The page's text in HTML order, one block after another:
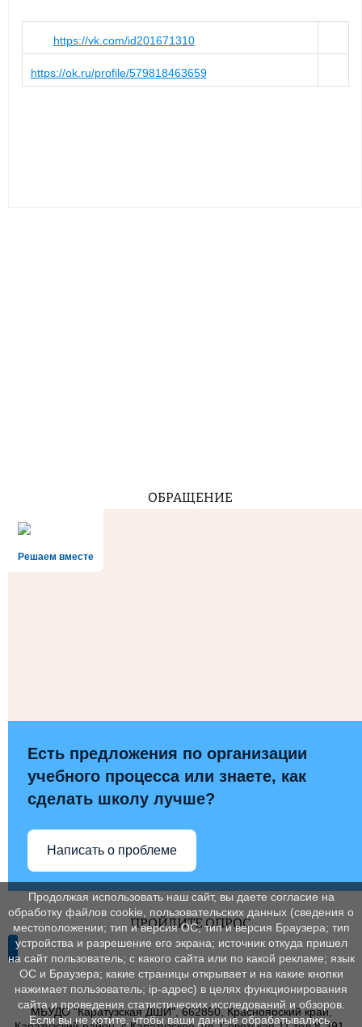
https://vk.com/id201671310
https://ok.ru/profile/579818463659
ОБРАЩЕНИЕ
Решаем вместе
Есть предложения по организации
учебного процесса или знаете, как
сделать школу лучше?
Написать о проблеме
ПРОЙДИТЕ ОПРОС
МБУДО "Каратузская ДШИ", 662850, Красноярский край,
Продолжая использовать наш сайт, вы даете согласие на
обработку файлов cookie, пользовательских данных (сведения о
местоположении; тип и версия ОС; тип и версия Браузера; тип
устройства и разрешение его экрана; источник откуда пришел
на сайт пользователь; с какого сайта или по какой рекламе; язык
ОС и Браузера; какие страницы открывает и на какие кнопки
нажимает пользователь; ip-адрес) в целях функционирования
сайта и проведения статистических исследований и обзоров.
Если вы не хотите, чтобы ваши данные обрабатывались,